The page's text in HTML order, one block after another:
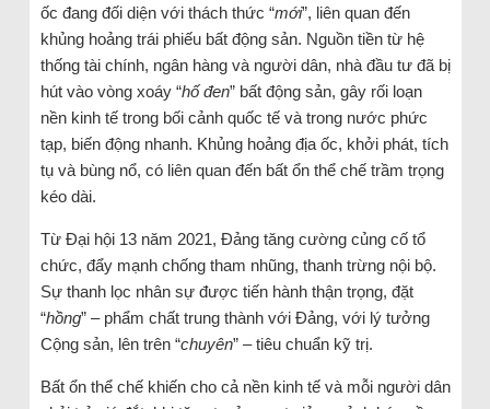
ốc đang đối diện với thách thức “mới”, liên quan đến
khủng hoảng trái phiếu bất động sản. Nguồn tiền từ hệ
thống tài chính, ngân hàng và người dân, nhà đầu tư đã bị
hút vào vòng xoáy “hố đen” bất động sản, gây rối loạn
nền kinh tế trong bối cảnh quốc tế và trong nước phức
tạp, biến động nhanh. Khủng hoảng địa ốc, khởi phát, tích
tụ và bùng nổ, có liên quan đến bất ổn thể chế trầm trọng
kéo dài.
Từ Đại hội 13 năm 2021, Đảng tăng cường củng cố tổ
chức, đẩy mạnh chống tham nhũng, thanh trừng nội bộ.
Sự thanh lọc nhân sự được tiến hành thận trọng, đặt
“hồng” – phẩm chất trung thành với Đảng, với lý tưởng
Cộng sản, lên trên “chuyên” – tiêu chuẩn kỹ trị.
Bất ổn thể chế khiến cho cả nền kinh tế và mỗi người dân